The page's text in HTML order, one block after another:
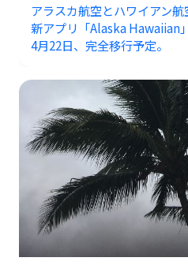
アラスカ航空とハワイアン
新アプリ「Alaska Hawaiian
4月22日、完全移行予定。